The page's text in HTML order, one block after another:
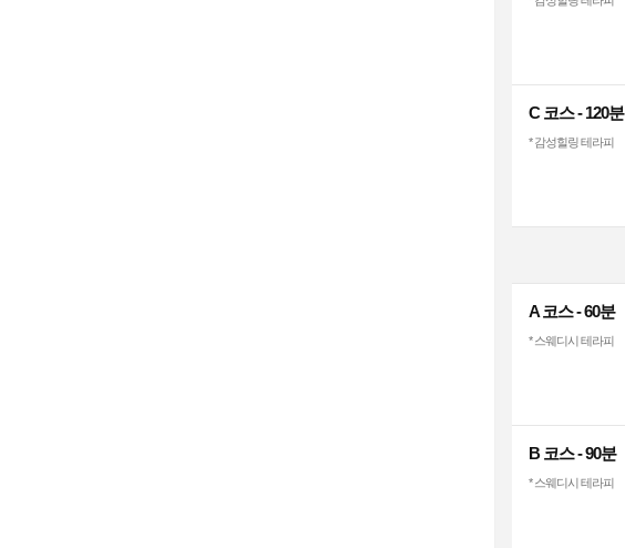
C 코스 - 120분
* 감성힐링 테라피
A 코스 - 60분
* 스웨디시 테라피
B 코스 - 90분
* 스웨디시 테라피